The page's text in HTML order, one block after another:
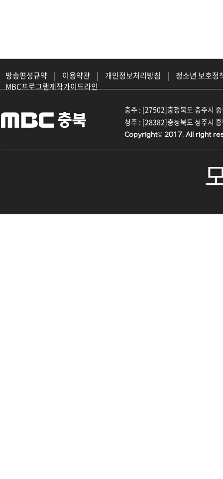
방송편성규약 | 이용약관 | 개인정보처리방침 |
청소년 보호정
MBC프로그램제작가이드라인
충주 : [27502]충청북도 충주시
청주 : [28382]충청북도 청주시
Copyright© 2017. All right